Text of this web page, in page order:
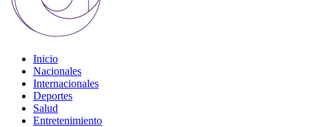
Inicio
Nacionales
Internacionales
Deportes
Salud
Entretenimiento